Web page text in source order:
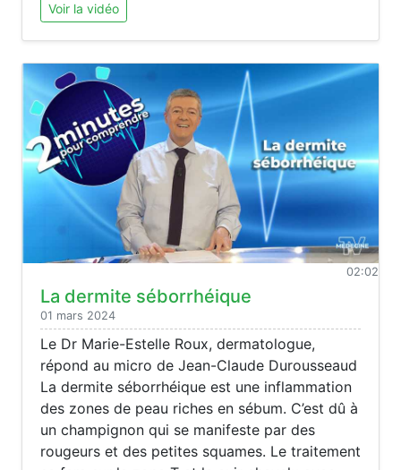
Voir la vidéo
02:02
La dermite séborrhéique
01 mars 2024
Le Dr Marie-Estelle Roux, dermatologue,
répond au micro de Jean-Claude Durousseaud
La dermite séborrhéique est une inflammation
des zones de peau riches en sébum. C’est dû à
un champignon qui se manifeste par des
rougeurs et des petites squames. Le traitement